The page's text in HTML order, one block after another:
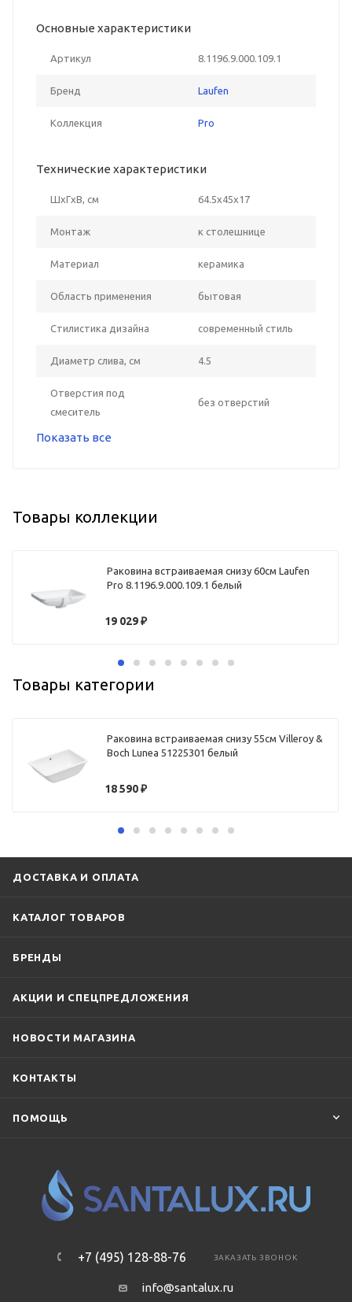
Основные характеристики
Артикул 8.1196.9.000.109.1
Бренд Laufen
Коллекция Pro
Технические характеристики
ШxГxВ, см 64.5x45x17
Монтаж к столешнице
Материал керамика
Область применения бытовая
Стилистика дизайна современный стиль
Диаметр слива, см 4.5
Отверстия под
смеситель
без отверстий
Показать все
Товары коллекции
Раковина встраиваемая снизу 60см Laufen
Pro 8.1196.9.000.109.1 белый
19 029₽
Товары категории
Раковина встраиваемая снизу 55см Villeroy &
Boch Lunea 51225301 белый
18 590₽
ДОСТАВКА И ОПЛАТА
КАТАЛОГ ТОВАРОВ
БРЕНДЫ
АКЦИИ И СПЕЦПРЕДЛОЖЕНИЯ
НОВОСТИ МАГАЗИНА
КОНТАКТЫ
ПОМОЩЬ
+7 (495) 128-88-76 ЗАКАЗАТЬ ЗВОНОК
info@santalux.ru